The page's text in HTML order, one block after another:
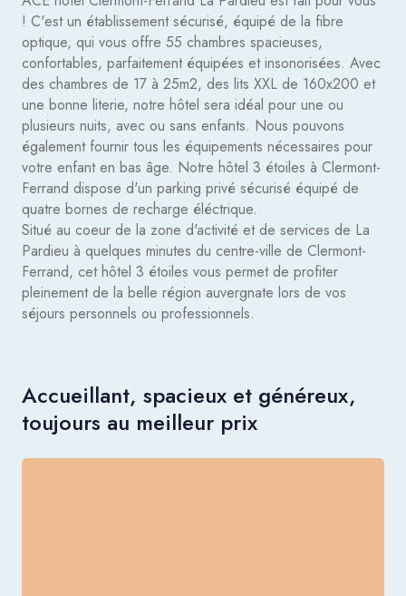
! C'est un établissement sécurisé, équipé de la fibre
optique, qui vous offre 55 chambres spacieuses,
confortables, parfaitement équipées et insonorisées. Avec
des chambres de 17 à 25m2, des lits XXL de 160x200 et
une bonne literie, notre hôtel sera idéal pour une ou
plusieurs nuits, avec ou sans enfants. Nous pouvons
également fournir tous les équipements nécessaires pour
votre enfant en bas âge. Notre hôtel 3 étoiles à Clermont-
Ferrand dispose d'un parking privé sécurisé équipé de
quatre bornes de recharge éléctrique.
Situé au coeur de la zone d'activité et de services de La
Pardieu à quelques minutes du centre-ville de Clermont-
Ferrand, cet hôtel 3 étoiles vous permet de profiter
pleinement de la belle région auvergnate lors de vos
séjours personnels ou professionnels.
Accueillant, spacieux et généreux,
toujours au meilleur prix